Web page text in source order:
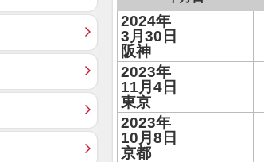
2024年
3月30日
阪神
2023年
11月4日
東京
2023年
10月8日
京都